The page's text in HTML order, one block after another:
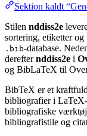
Sektion kaldt
Stilen nddiss2e
sortering, etiketter
.bib-database.
derefternddiss2e i
og BibLaTeX til
BibTeX er et
bibliografier i LaTeX-
bibliografiske
bibliografistile og